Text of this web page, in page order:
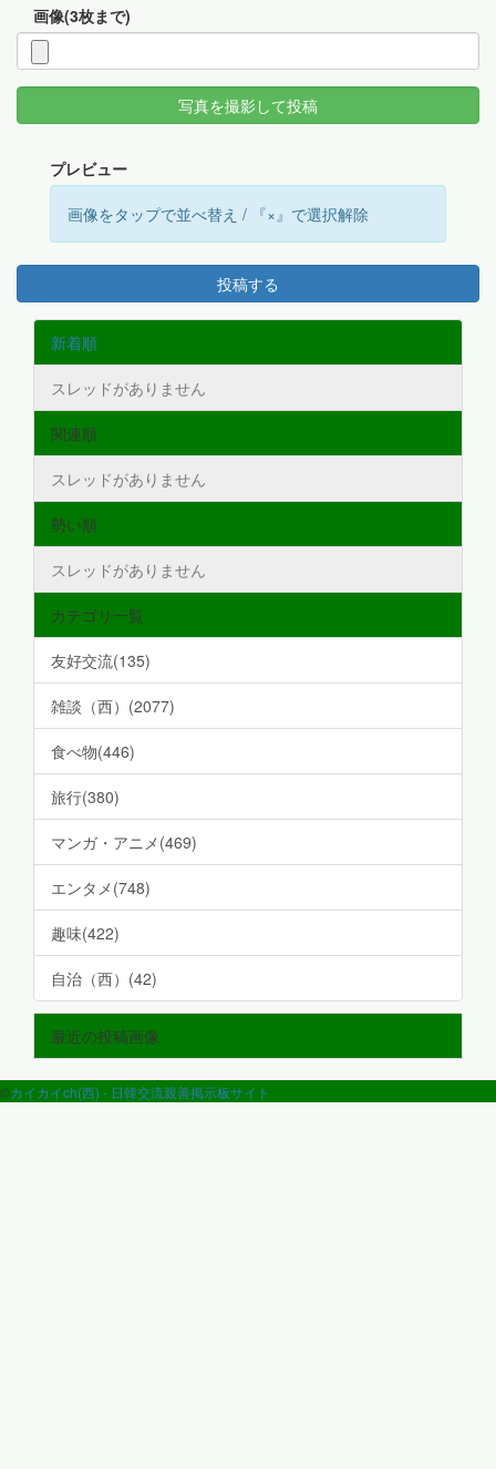
画像(3枚まで)
写真を撮影して投稿
プレビュー
画像をタップで並べ替え / 『×』で選択解除
投稿する
新着順
スレッドがありません
関連順
スレッドがありません
勢い順
スレッドがありません
カテゴリ一覧
友好交流(135)
雑談（西）(2077)
食べ物(446)
旅行(380)
マンガ・アニメ(469)
エンタメ(748)
趣味(422)
自治（西）(42)
最近の投稿画像
©カイカイch(西) - 日韓交流親善掲示板サイト